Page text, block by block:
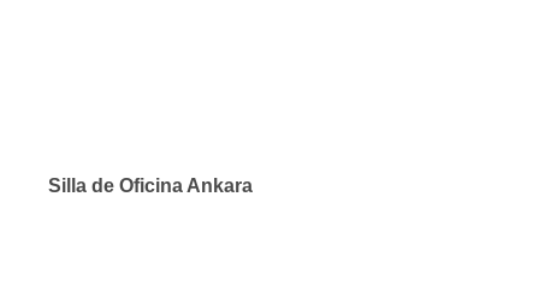
Silla de Oficina Ankara